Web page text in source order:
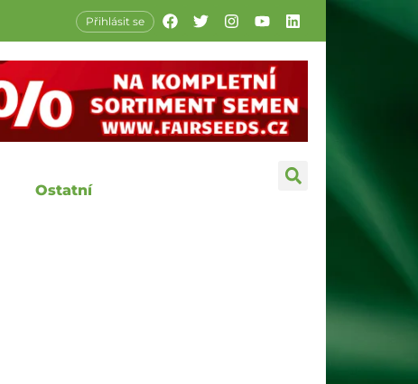
Přihlásit se
Ostatní